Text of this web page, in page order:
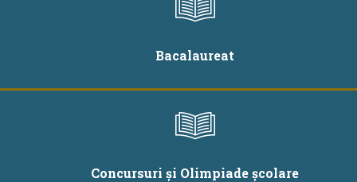
Bacalaureat
Concursuri și Olimpiade școlare